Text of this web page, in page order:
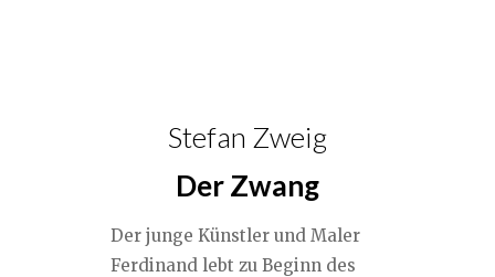
Stefan Zweig
Der Zwang
Der junge Künstler und Maler
Ferdinand lebt zu Beginn des